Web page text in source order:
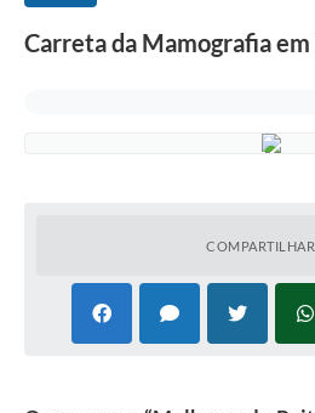
Carreta da Mamografia
COMPARTILHAR